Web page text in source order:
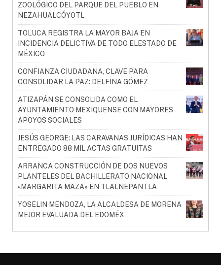
ZOOLÓGICO DEL PARQUE DEL PUEBLO EN
NEZAHUALCÓYOTL
TOLUCA REGISTRA LA MAYOR BAJA EN
INCIDENCIA DELICTIVA DE TODO ELESTADO DE
MÉXICO
CONFIANZA CIUDADANA, CLAVE PARA
CONSOLIDAR LA PAZ: DELFINA GÓMEZ
ATIZAPÁN SE CONSOLIDA COMO EL
AYUNTAMIENTO MEXIQUENSE CON MAYORES
APOYOS SOCIALES
JESÚS GEORGE: LAS CARAVANAS JURÍDICAS HAN
ENTREGADO 88 MIL ACTAS GRATUITAS
ARRANCA CONSTRUCCIÓN DE DOS NUEVOS
PLANTELES DEL BACHILLERATO NACIONAL
«MARGARITA MAZA» EN TLALNEPANTLA
YOSELIN MENDOZA, LA ALCALDESA DE MORENA
MEJOR EVALUADA DEL EDOMÉX